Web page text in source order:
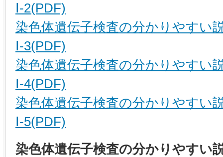
Ⅰ-2(PDF)
染色体遺伝子検査の分かりやすい
Ⅰ-3(PDF)
染色体遺伝子検査の分かりやすい
Ⅰ-4(PDF)
染色体遺伝子検査の分かりやすい
Ⅰ-5(PDF)
染色体遺伝子検査の分かりやすい